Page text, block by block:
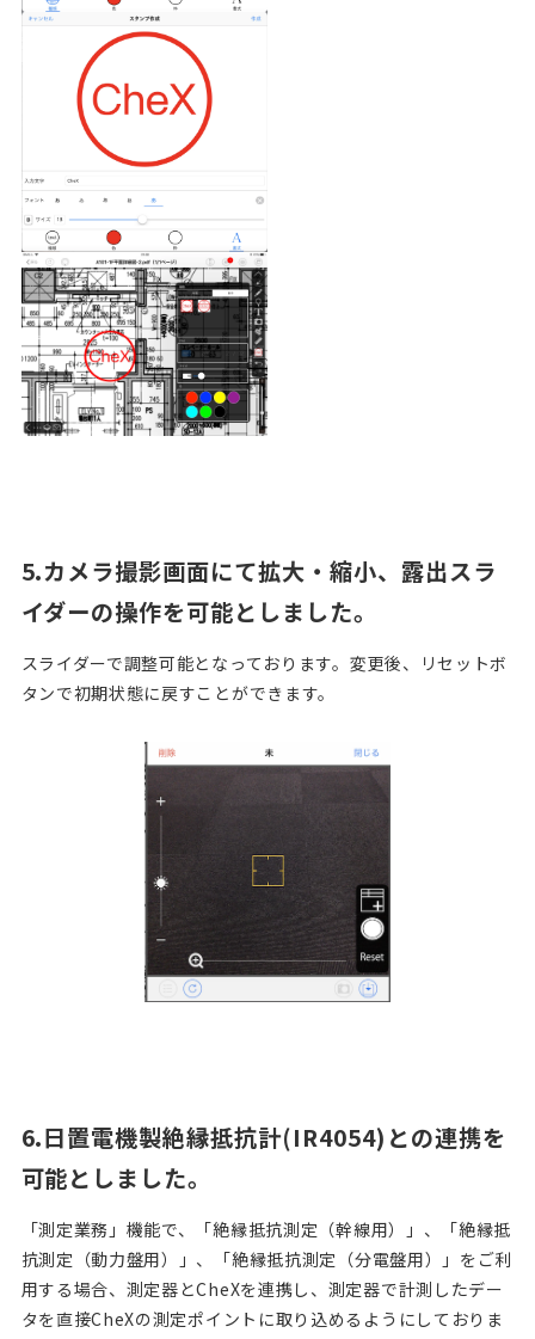
5.カメラ撮影画面にて拡大・縮小、露出スラ
イダーの操作を可能としました。
スライダーで調整可能となっております。変更後、リセットボ
タンで初期状態に戻すことができます。
6.日置電機製絶縁抵抗計(IR4054)との連携を
可能としました。
「測定業務」機能で、「絶縁抵抗測定（幹線用）」、「絶縁抵
抗測定（動力盤用）」、「絶縁抵抗測定（分電盤用）」をご利
用する場合、測定器とCheXを連携し、測定器で計測したデー
タを直接CheXの測定ポイントに取り込めるようにしておりま